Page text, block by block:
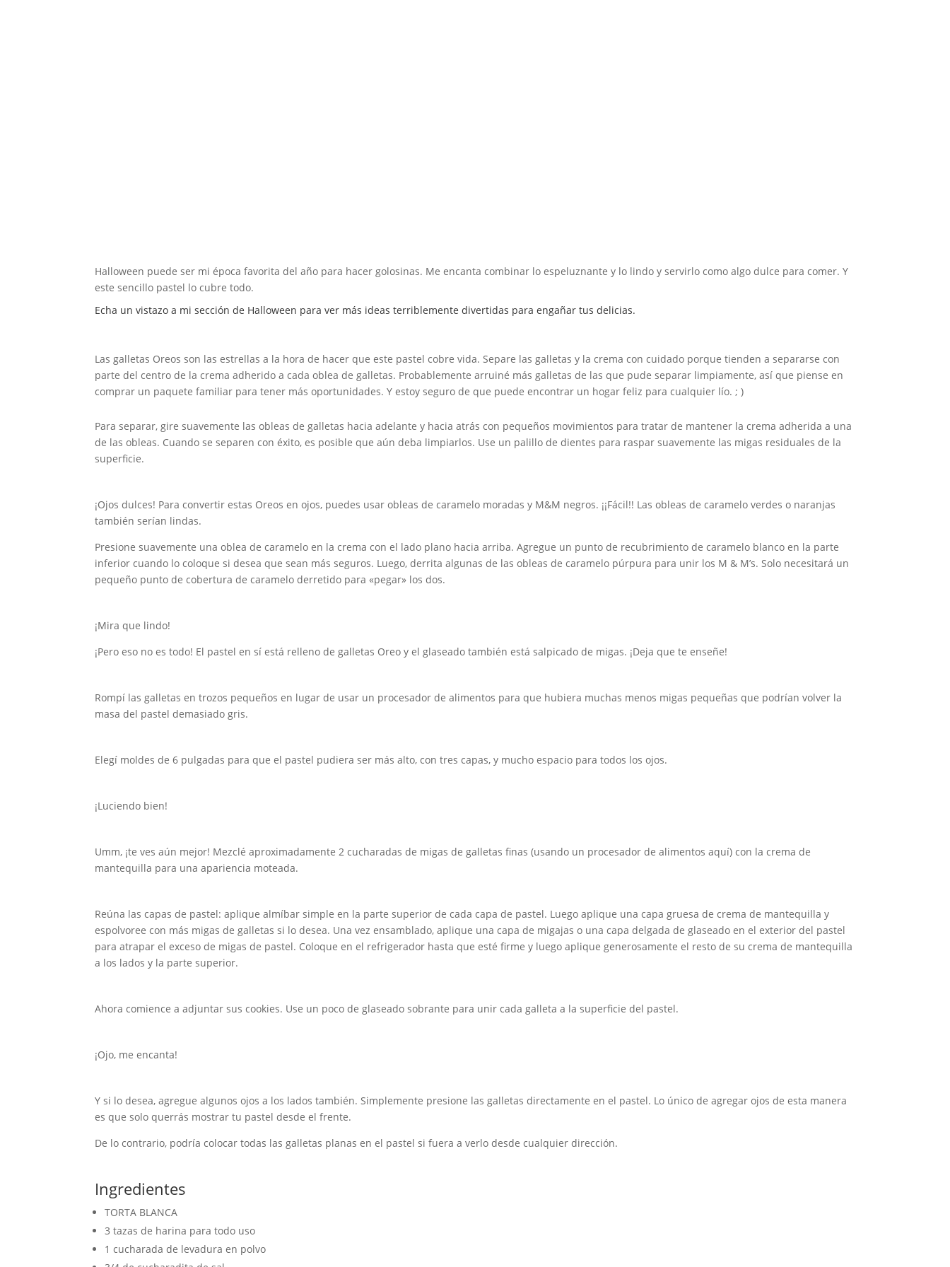
Halloween puede ser mi época favorita del año para hacer golosinas. Me encanta combinar lo espeluznante y lo lindo y servirlo como algo dulce para comer. Y
este sencillo pastel lo cubre todo.
Echa un vistazo a mi sección de Halloween para ver más ideas terriblemente divertidas para engañar tus delicias.
Las galletas Oreos son las estrellas a la hora de hacer que este pastel cobre vida. Separe las galletas y la crema con cuidado porque tienden a separarse con
parte del centro de la crema adherido a cada oblea de galletas. Probablemente arruiné más galletas de las que pude separar limpiamente, así que piense en
comprar un paquete familiar para tener más oportunidades. Y estoy seguro de que puede encontrar un hogar feliz para cualquier lío. ; )
Para separar, gire suavemente las obleas de galletas hacia adelante y hacia atrás con pequeños movimientos para tratar de mantener la crema adherida a una
de las obleas. Cuando se separen con éxito, es posible que aún deba limpiarlos. Use un palillo de dientes para raspar suavemente las migas residuales de la
superficie.
¡Ojos dulces! Para convertir estas Oreos en ojos, puedes usar obleas de caramelo moradas y M&M negros. ¡¡Fácil!! Las obleas de caramelo verdes o naranjas
también serían lindas.
Presione suavemente una oblea de caramelo en la crema con el lado plano hacia arriba. Agregue un punto de recubrimiento de caramelo blanco en la parte
inferior cuando lo coloque si desea que sean más seguros. Luego, derrita algunas de las obleas de caramelo púrpura para unir los M & M’s. Solo necesitará un
pequeño punto de cobertura de caramelo derretido para «pegar» los dos.
¡Mira que lindo!
¡Pero eso no es todo! El pastel en sí está relleno de galletas Oreo y el glaseado también está salpicado de migas. ¡Deja que te enseñe!
Rompí las galletas en trozos pequeños en lugar de usar un procesador de alimentos para que hubiera muchas menos migas pequeñas que podrían volver la
masa del pastel demasiado gris.
Elegí moldes de 6 pulgadas para que el pastel pudiera ser más alto, con tres capas, y mucho espacio para todos los ojos.
¡Luciendo bien!
Umm, ¡te ves aún mejor! Mezclé aproximadamente 2 cucharadas de migas de galletas finas (usando un procesador de alimentos aquí) con la crema de
mantequilla para una apariencia moteada.
Reúna las capas de pastel: aplique almíbar simple en la parte superior de cada capa de pastel. Luego aplique una capa gruesa de crema de mantequilla y
espolvoree con más migas de galletas si lo desea. Una vez ensamblado, aplique una capa de migajas o una capa delgada de glaseado en el exterior del pastel
para atrapar el exceso de migas de pastel. Coloque en el refrigerador hasta que esté firme y luego aplique generosamente el resto de su crema de mantequilla
a los lados y la parte superior.
Ahora comience a adjuntar sus cookies. Use un poco de glaseado sobrante para unir cada galleta a la superficie del pastel.
¡Ojo, me encanta!
Y si lo desea, agregue algunos ojos a los lados también. Simplemente presione las galletas directamente en el pastel. Lo único de agregar ojos de esta manera
es que solo querrás mostrar tu pastel desde el frente.
De lo contrario, podría colocar todas las galletas planas en el pastel si fuera a verlo desde cualquier dirección.
Ingredientes
TORTA BLANCA
3 tazas de harina para todo uso
1 cucharada de levadura en polvo